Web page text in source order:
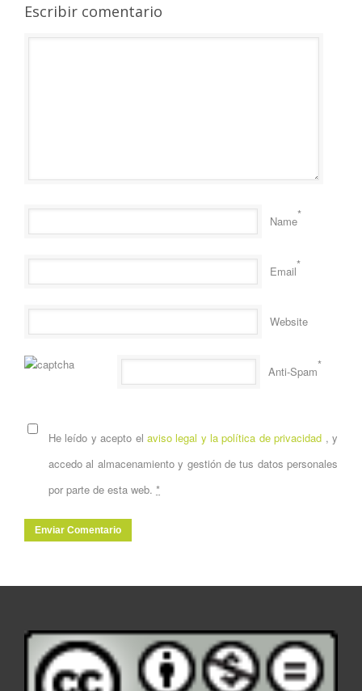
Escribir comentario
Name*
Email*
Website
Anti-Spam*
He leído y acepto el aviso legal y la política de privacidad , y
accedo al almacenamiento y gestión de tus datos personales
por parte de esta web. *